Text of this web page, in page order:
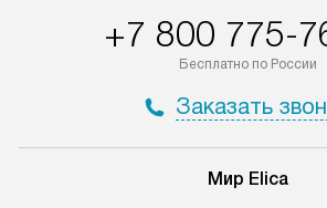
+7 800 775-
Бесплатно по России
Заказать
Мир Elica